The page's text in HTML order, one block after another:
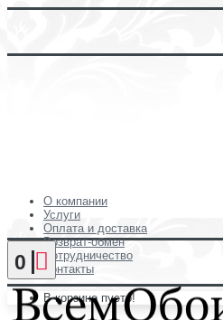
О компании
Услуги
Оплата и доставка
Возврат-обмен
Сотрудничество
Контакты
0
В корзине пусто!